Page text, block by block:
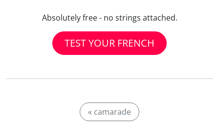
Absolutely free - no strings attached.
TEST YOUR FRENCH
« camarade